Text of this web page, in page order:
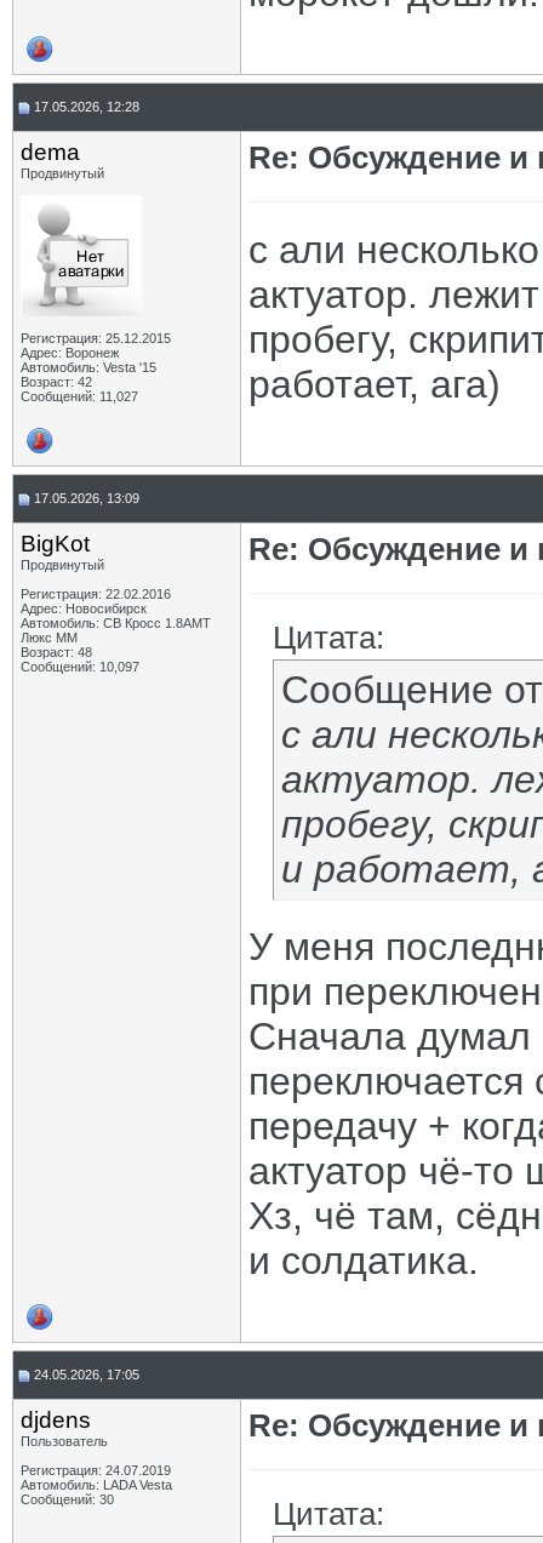
17.05.2026, 12:28
dema
Продвинутый
Регистрация: 25.12.2015
Адрес: Воронеж
Автомобиль: Vesta '15
Возраст: 42
Сообщений: 11,027
Re: Обсуждение
с али
актуатор.
пробегу,
работает, ага)
17.05.2026, 13:09
BigKot
Продвинутый
Регистрация: 22.02.2016
Адрес: Новосибирск
Автомобиль: СВ Кросс 1.8АМТ
Люкс ММ
Возраст: 48
Сообщений: 10,097
Re: Обсуждение
Цитата:
Сообщение
с али
актуатор.
пробегу,
и работает,
У меня
при
Сначала думал
передачу +
актуатор чё-то
Хз, чё там,
и солдатика.
24.05.2026, 17:05
djdens
Пользователь
Регистрация: 24.07.2019
Автомобиль: LADA Vesta
Сообщений: 30
Re: Обсуждение
Цитата: